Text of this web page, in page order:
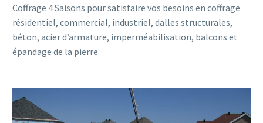
Coffrage 4 Saisons pour satisfaire vos besoins en coffrage
résidentiel, commercial, industriel, dalles structurales,
béton, acier d’armature, imperméabilisation, balcons et
épandage de la pierre.